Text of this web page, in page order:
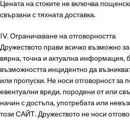
Цената на стоките не включва
свързани с тяхната доставка.
IV. Ограничаване на отговорността
Дружеството прави всичко възможно
вярна, точна и актуална информация,
възможността инцидентно да
или пропуски. Не носи отговорност за
евентуални вреди, породени от или
начин с достъпа, употребата или
този САЙТ. Дружеството не носи